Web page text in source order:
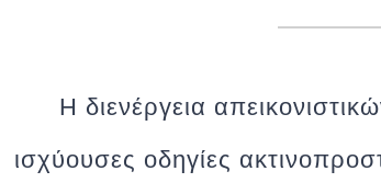
Η διενέργεια
ισχύουσες οδηγίες